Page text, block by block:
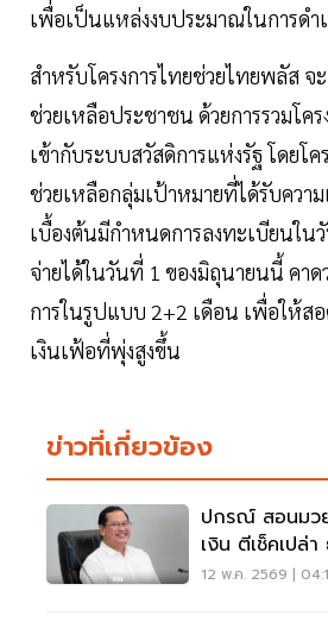
เพื่อเป็นแหล่งงบประมาณในการดำ
สำหรับโครงการไทยช่วยไทยพลัส จ
ช่วยเหลือประชาชน ด้วยการรวมโค
เข้ากับระบบสวัสดิการแห่งรัฐ โดยโ
ช่วยเหลือกลุ่มเป้าหมายที่ได้รับความ
เบื้องต้นมีกำหนดการลงทะเบียนใน
จ่ายได้ในวันที่ 1 ของมิถุนายนนี้ คาด
การในรูปแบบ 2+2 เดือน เพื่อให้ส
เงินเฟ้อที่พุ่งสูงขึ้น
ข่าวที่เกี่ยวข้อง
ปกรณ์ สอนมว
เงิน ตีเช็คเปล่
เสี่ยงติดคุก
12 พ.ค. 2569 |